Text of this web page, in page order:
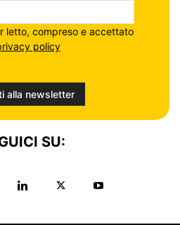
letto, compreso e accettato
policy
SU: